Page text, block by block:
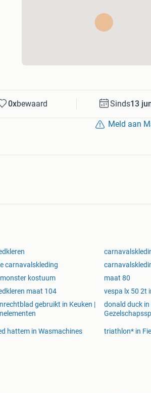
0xbewaard Sinds13
Meld aan
carnavalskleding
kostuum maat 80
maat 104 vespa lx 50 2t
gebruikt in Keuken |
donald duck in
hattem in Wasmachines triathlon* in